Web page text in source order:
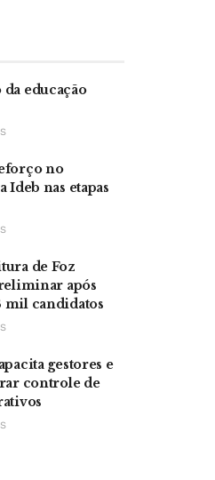
educação
no
nas etapas
de Foz
após
mil candidatos
gestores e
controle de